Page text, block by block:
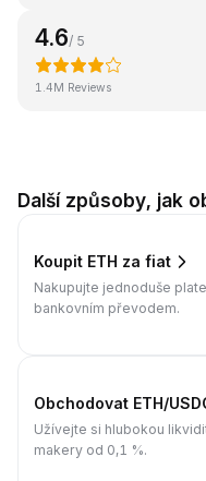
4.6/ 5
1.4M Reviews
Další způsoby, jak
Koupit ETH za fiat
Nakupujte jednoduše
bankovním převodem.
Obchodovat ETH/
Užívejte si hlubokou
makery od 0,1 %.